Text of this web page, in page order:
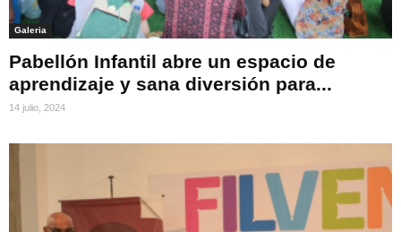
Galeria
Pabellón Infantil abre un espacio de
aprendizaje y sana diversión para...
14 julio, 2024